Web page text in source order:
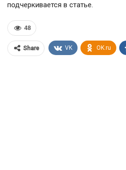
подчеркивается в статье.
48
Share VK OK.ru